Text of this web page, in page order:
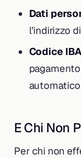
Dati
l’indirizzo
Codice
E Chi Non
Per chi non